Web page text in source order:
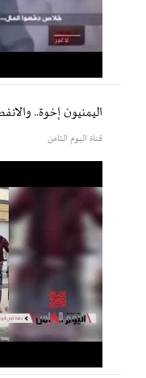
اليمنيون إخوة..
قناة اليوم الثامن